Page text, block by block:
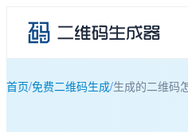
首页/免费二维码生成/生成的二维码